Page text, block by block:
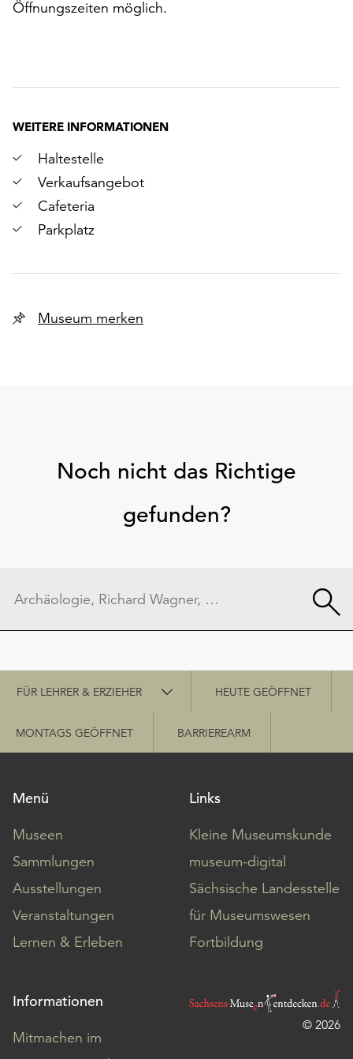
Öffnungszeiten möglich.
WEITERE INFORMATIONEN
Haltestelle
Verkaufsangebot
Cafeteria
Parkplatz
Museum merken
Noch nicht das Richtige
gefunden?
Schnellzugriff
FÜR LEHRER & ERZIEHER HEUTE GEÖFFNET
MONTAGS GEÖFFNET BARRIEREARM
Menü
Museen
Sammlungen
Ausstellungen
Veranstaltungen
Lernen & Erleben
Links
Kleine Museumskunde
museum-digital
Sächsische Landesstelle
für Museumswesen
Fortbildung
Informationen
Mitmachen im
© 2026